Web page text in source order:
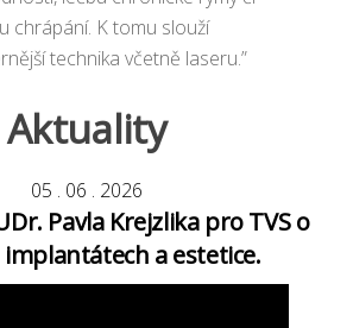
chrápání. K tomu slouží
technika včetně laseru.”
Aktuality
05 . 06 . 2026
Pavla Krejzlika pro TVS o
a estetice.